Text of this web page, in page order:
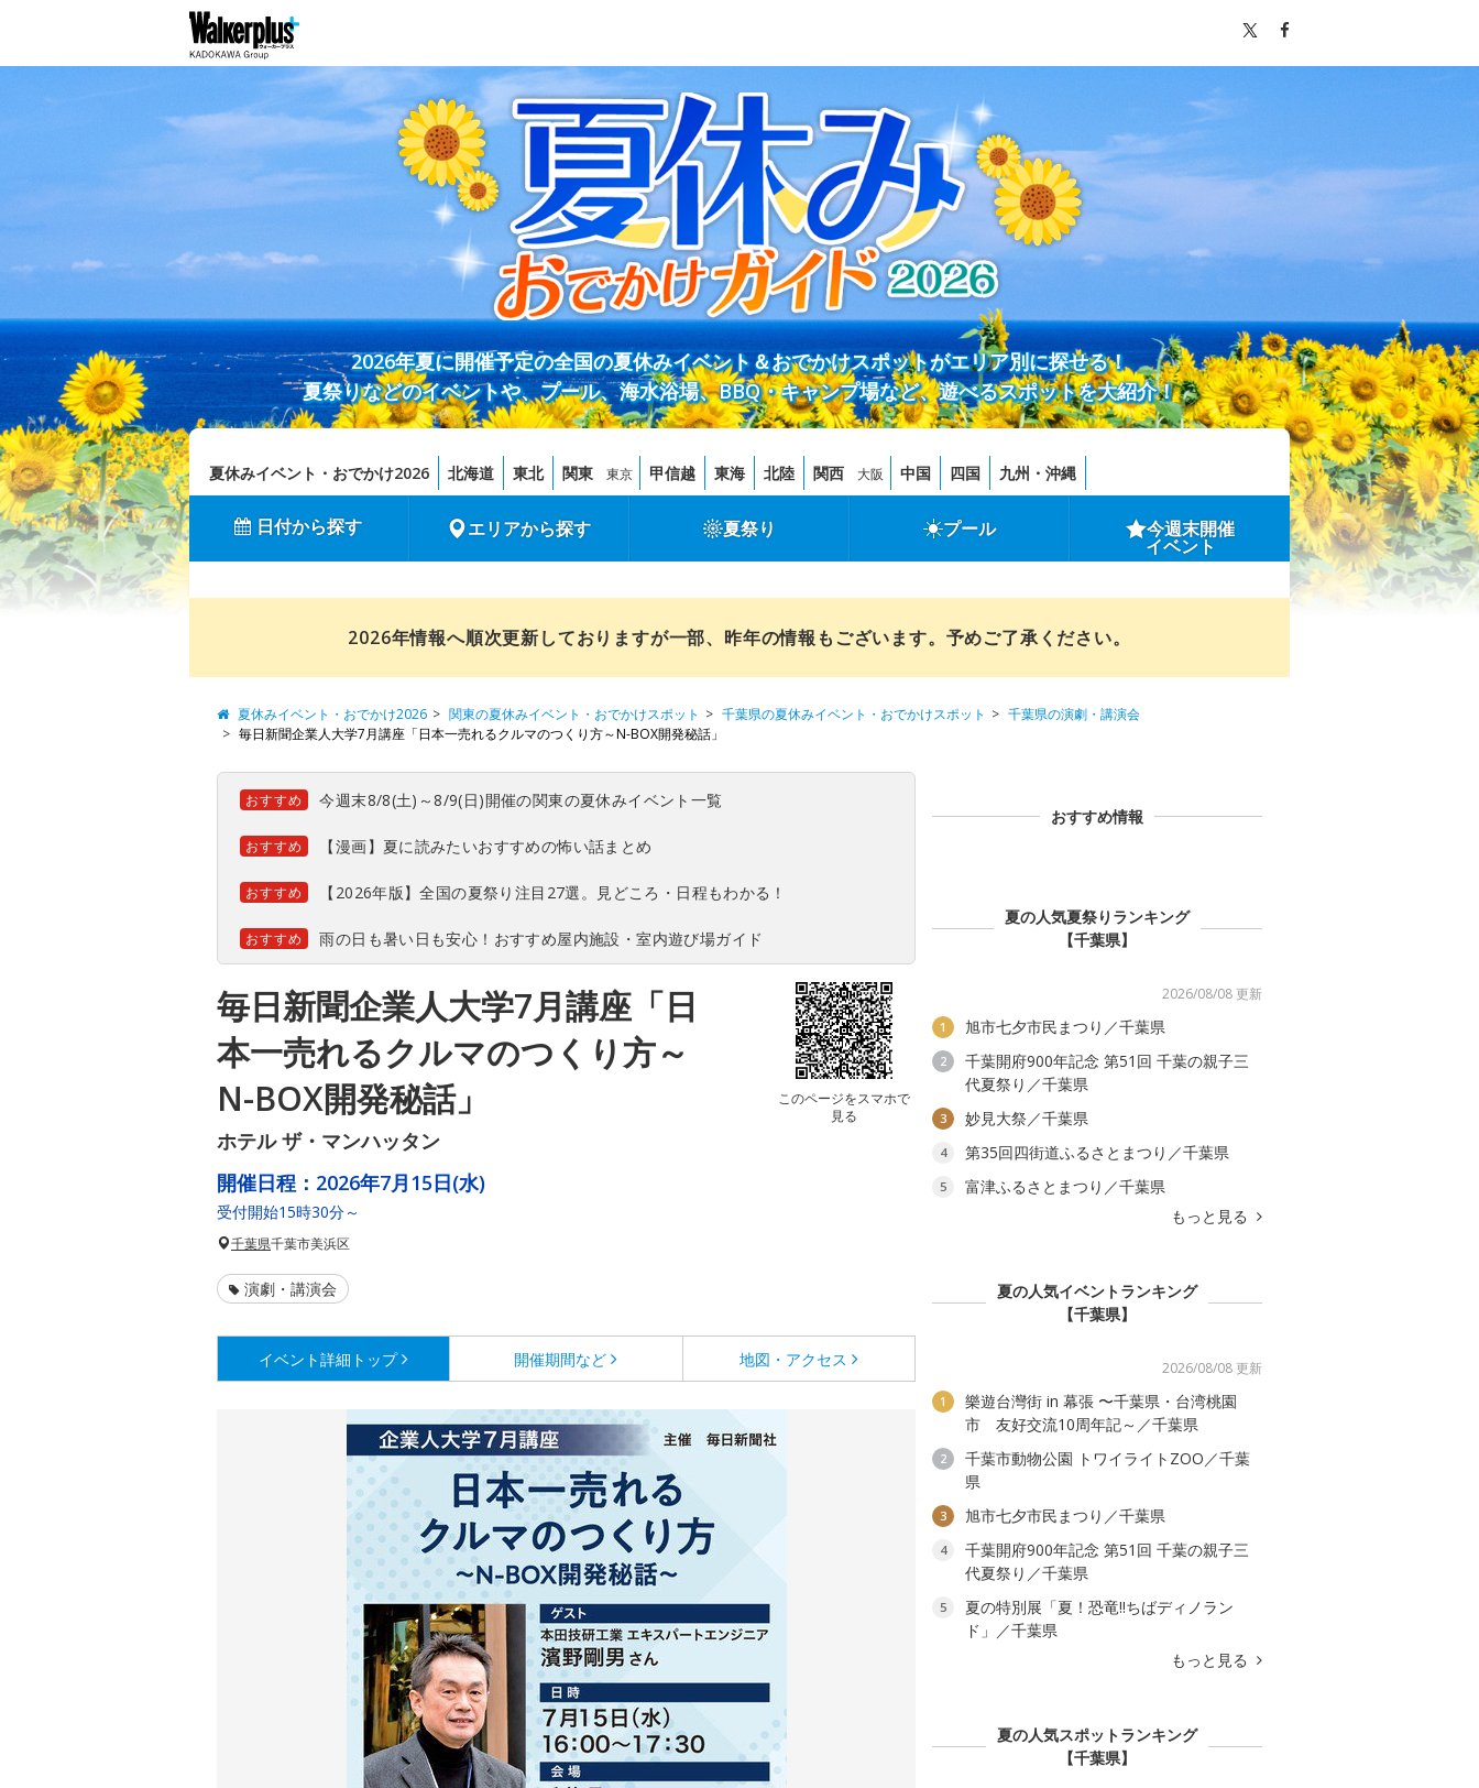
2026年夏に開催予定の全国の夏休みイベント＆おでかけスポットがエリア別に探せる！
夏祭りなどのイベントや、プール、海水浴場、BBQ・キャンプ場など、遊べるスポットを大紹介！
夏休みイベント・おでかけ2026 北海道 東北 関東 東京 甲信越 東海 北陸 関西 大阪 中国 四国 九州・沖縄
日付から探す エリアから探す 夏祭り プール 今週末開催
イベント
2026年情報へ順次更新しておりますが一部、昨年の情報もございます。予めご了承ください。
夏休みイベント・おでかけ2026 関東の夏休みイベント・おでかけスポット 千葉県の夏休みイベント・おでかけスポット
千葉県の演劇・講演会
毎日新聞企業人大学7月講座「日本一売れるクルマのつくり方～N-BOX開発秘話」
おすすめ 今週末8/8(土)～8/9(日)開催の関東の夏休みイベント一覧
おすすめ 【漫画】夏に読みたいおすすめの怖い話まとめ
おすすめ 【2026年版】全国の夏祭り注目27選。見どころ・日程もわかる！
おすすめ 雨の日も暑い日も安心！おすすめ屋内施設・室内遊び場ガイド
毎日新聞企業人大学7月講座「日
本一売れるクルマのつくり方～
N-BOX開発秘話」
ホテル ザ・マンハッタン
このページをスマホで
見る
開催日程： 2026年7月15日(水)
受付開始15時30分～
千葉県千葉市美浜区
演劇・講演会
イベント詳細 トップ 開催期間など 地図・アクセス
おすすめ情報
夏の人気夏祭りランキング
【千葉県】
2026/08/08 更新
1 旭市七夕市民まつり／千葉県
2
千葉開府900年記念 第51回 千葉の親子三
代夏祭り／千葉県
3 妙見大祭／千葉県
4 第35回四街道ふるさとまつり／千葉県
5
富津ふるさとまつり／千葉県
もっと見る
夏の人気イベントランキング
【千葉県】
2026/08/08 更新
1
樂遊台灣街 in 幕張 〜千葉県・台湾桃園
市 友好交流10周年記～／千葉県
2
千葉市動物公園 トワイライトZOO／千葉
県
3 旭市七夕市民まつり／千葉県
4
千葉開府900年記念 第51回 千葉の親子三
代夏祭り／千葉県
5
夏の特別展「夏！恐竜!!ちばディノラン
ド」／千葉県
もっと見る
夏の人気スポットランキング
【千葉県】